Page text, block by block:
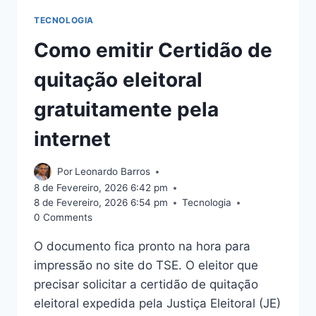
TECNOLOGIA
Como emitir Certidão de
quitação eleitoral
gratuitamente pela
internet
Por Leonardo Barros
8 de Fevereiro, 2026 6:42 pm
8 de Fevereiro, 2026 6:54 pm
Tecnologia
0 Comments
O documento fica pronto na hora para
impressão no site do TSE. O eleitor que
precisar solicitar a certidão de quitação
eleitoral expedida pela Justiça Eleitoral (JE)